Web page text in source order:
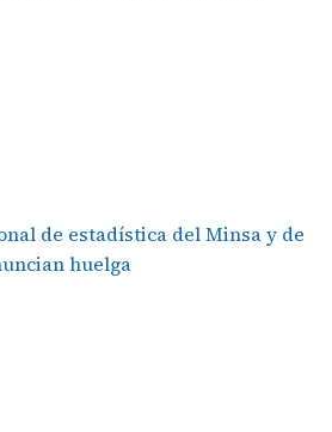
de estadística del Minsa y de
huelga